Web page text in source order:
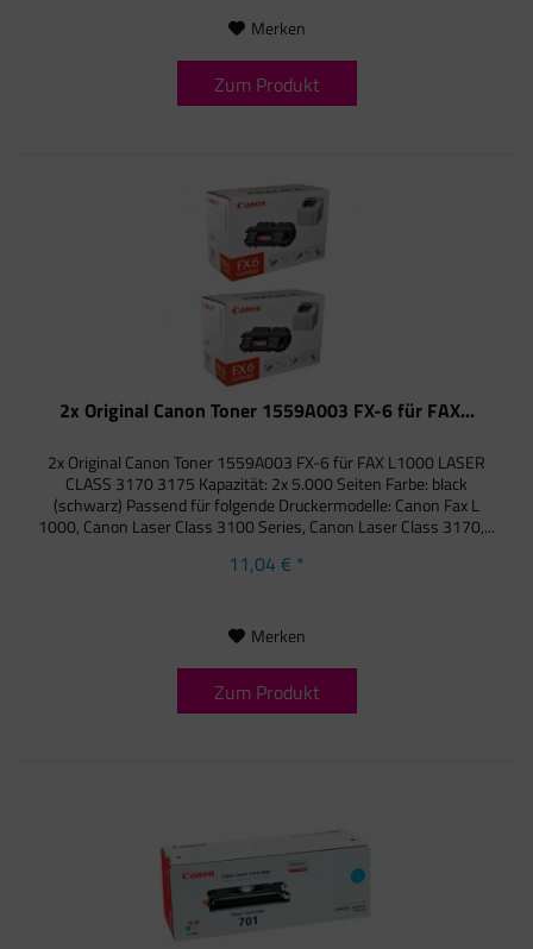
Merken
Zum Produkt
2x Original Canon Toner 1559A003 FX-6 für FAX...
2x Original Canon Toner 1559A003 FX-6 für FAX L1000 LASER
CLASS 3170 3175 Kapazität: 2x 5.000 Seiten Farbe: black
(schwarz) Passend für folgende Druckermodelle: Canon Fax L
1000, Canon Laser Class 3100 Series, Canon Laser Class 3170,...
11,04 € *
Merken
Zum Produkt